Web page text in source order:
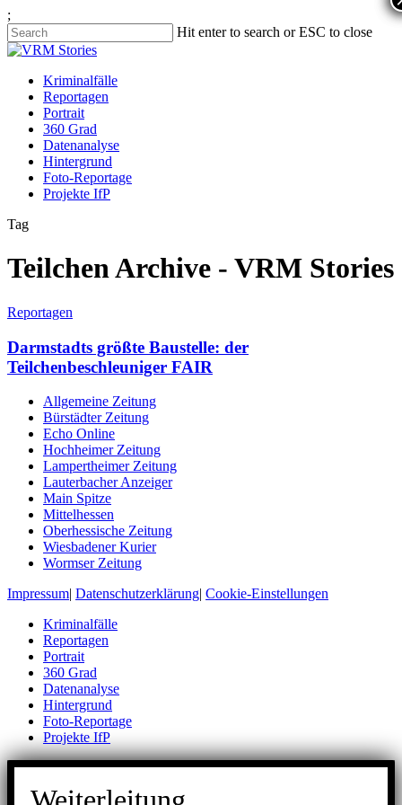
;
Hit enter to search or ESC to close
Kriminalfälle
Reportagen
Portrait
360 Grad
Datenanalyse
Hintergrund
Foto-Reportage
Projekte IfP
Tag
Teilchen Archive - VRM Stories
Reportagen
Darmstadts größte Baustelle: der
Teilchenbeschleuniger FAIR
Allgemeine Zeitung
Bürstädter Zeitung
Echo Online
Hochheimer Zeitung
Lampertheimer Zeitung
Lauterbacher Anzeiger
Main Spitze
Mittelhessen
Oberhessische Zeitung
Wiesbadener Kurier
Wormser Zeitung
Impressum| Datenschutzerklärung| Cookie-Einstellungen
Kriminalfälle
Reportagen
Portrait
360 Grad
Datenanalyse
Hintergrund
Foto-Reportage
Projekte IfP